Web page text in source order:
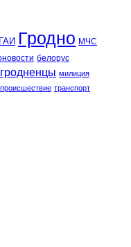
ГАИ Гродно МЧС
белорус
гродненцы милиция
происшествие транспорт